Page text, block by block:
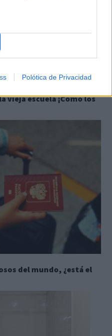
Polótica de Privacidad
vieja escuela ¡Cómo los
del mundo, ¿está el